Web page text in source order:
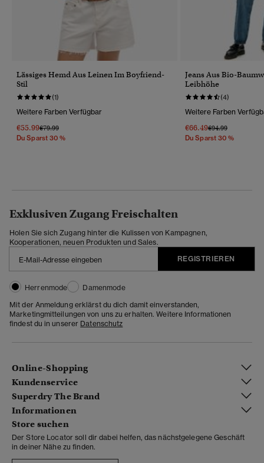
Lässiges Hemd Aus Leinen Im Boyfriend-
Stil
(1)
Weitere Farben Verfügbar
€55.99Preis Wurde Reduziert Von
€79.99Bis
Du Sparst 30 %
Jeans Aus Bio-
Leibhöhe
(4)
Weitere Farben
€66.49Preis Wurde
€94.99Bis
Du Sparst 30 %
Exklusiven Zugang Freischalten
Holen Sie sich Zugang hinter die Kulissen von Kampagnen,
Kooperationen, neuen Produkten und Sales.
REGISTRIEREN
Herrenmode
Damenmode
Mit der Anmeldung erklärst du dich damit einverstanden,
Marketingmitteilungen von uns zu erhalten. Weitere Informationen
findest du in unserer Datenschutz
Online-Shopping
Kundenservice
Superdry The Brand
Informationen
Store suchen
Der Store Locator soll dir dabei helfen, das nächstgelegene Geschäft
in deiner Nähe zu finden.